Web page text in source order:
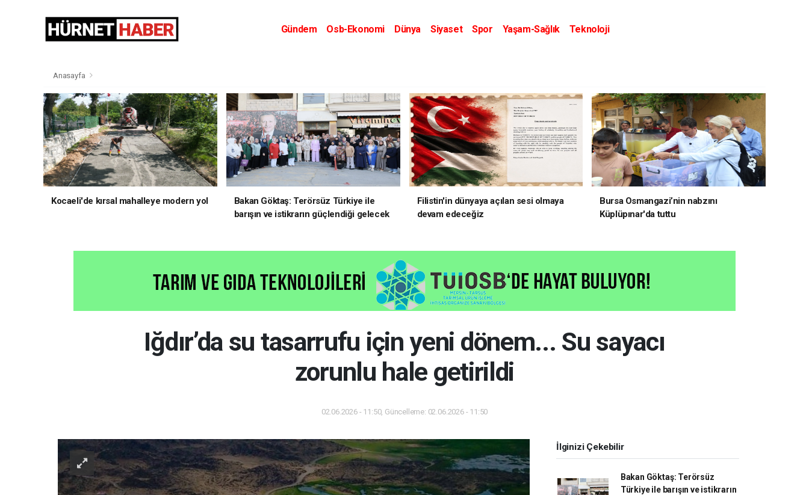
Gündem Osb-Ekonomi Dünya Siyaset Spor Yaşam-Sağlık
Teknoloji
Anasayfa
Kocaeli'de kırsal mahalleye modern yol
Bakan Göktaş: Terörsüz Türkiye ile
barışın ve istikrarın güçlendiği gelecek
Filistin'in dünyaya açılan sesi olmaya
devam edeceğiz
Bursa Osmangazi’nin nabzını
Küplüpınar'da tuttu
Iğdır’da su tasarrufu için yeni dönem... Su sayacı
zorunlu hale getirildi
02.06.2026 - 11:50, Güncelleme: 02.06.2026 - 11:50
İlginizi Çekebilir
Bakan Göktaş: Terörsüz
Türkiye ile barışın ve istikrarın